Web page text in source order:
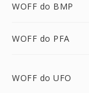
WOFF do BMP
WOFF do PFA
WOFF do UFO